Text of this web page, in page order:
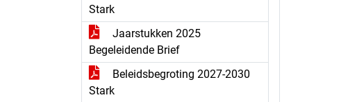
Stark
Jaarstukken 2025
Begeleidende Brief
Beleidsbegroting 2027-2030
Stark